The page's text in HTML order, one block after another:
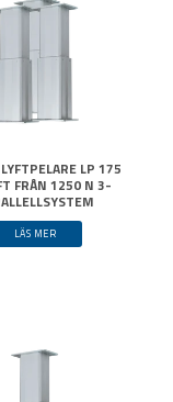
LP 175
FRÅN 1250 N 3-
LÄS MER